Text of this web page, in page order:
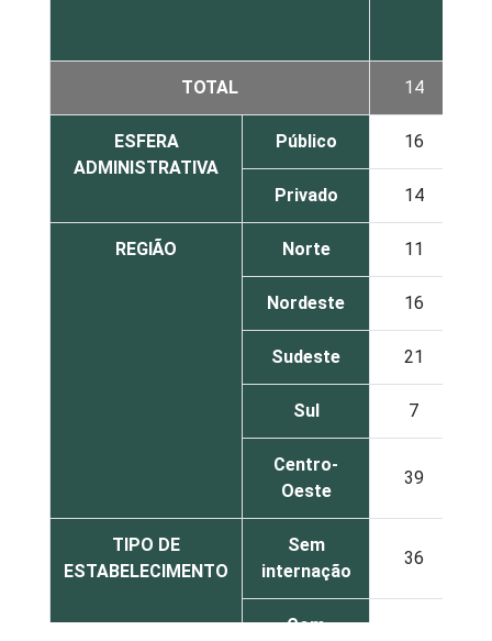
TOTAL 14
ESFERA
ADMINISTRATIVA
Público 16
Privado 14
REGIÃO Norte 11
Nordeste 16
Sudeste 21
Sul 7
Centro-
Oeste
39
TIPO DE
ESTABELECIMENTO
Sem
internação
36
Com